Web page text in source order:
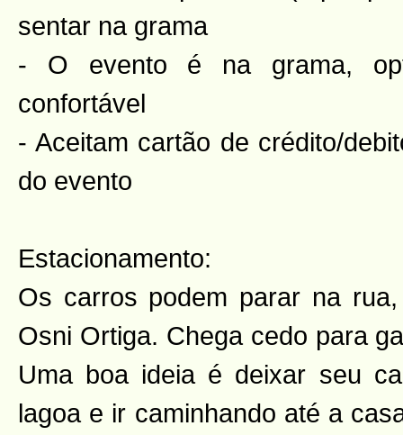
sentar na grama
- O evento é na grama,
confortável
- Aceitam cartão de crédito/
do evento
Estacionamento:
Os carros podem parar na
Osni Ortiga. Chega cedo para
Uma boa ideia é deixar seu
lagoa e ir caminhando até a